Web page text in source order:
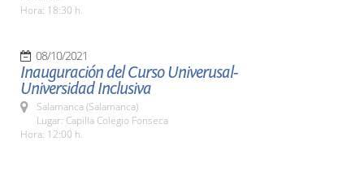
Hora: 18:30 h.
08/10/2021
Inauguración del Curso Univerusal-
Universidad Inclusiva
Salamanca (Salamanca)
Lugar: Capilla Colegio Fonseca
Hora: 12:00 h.